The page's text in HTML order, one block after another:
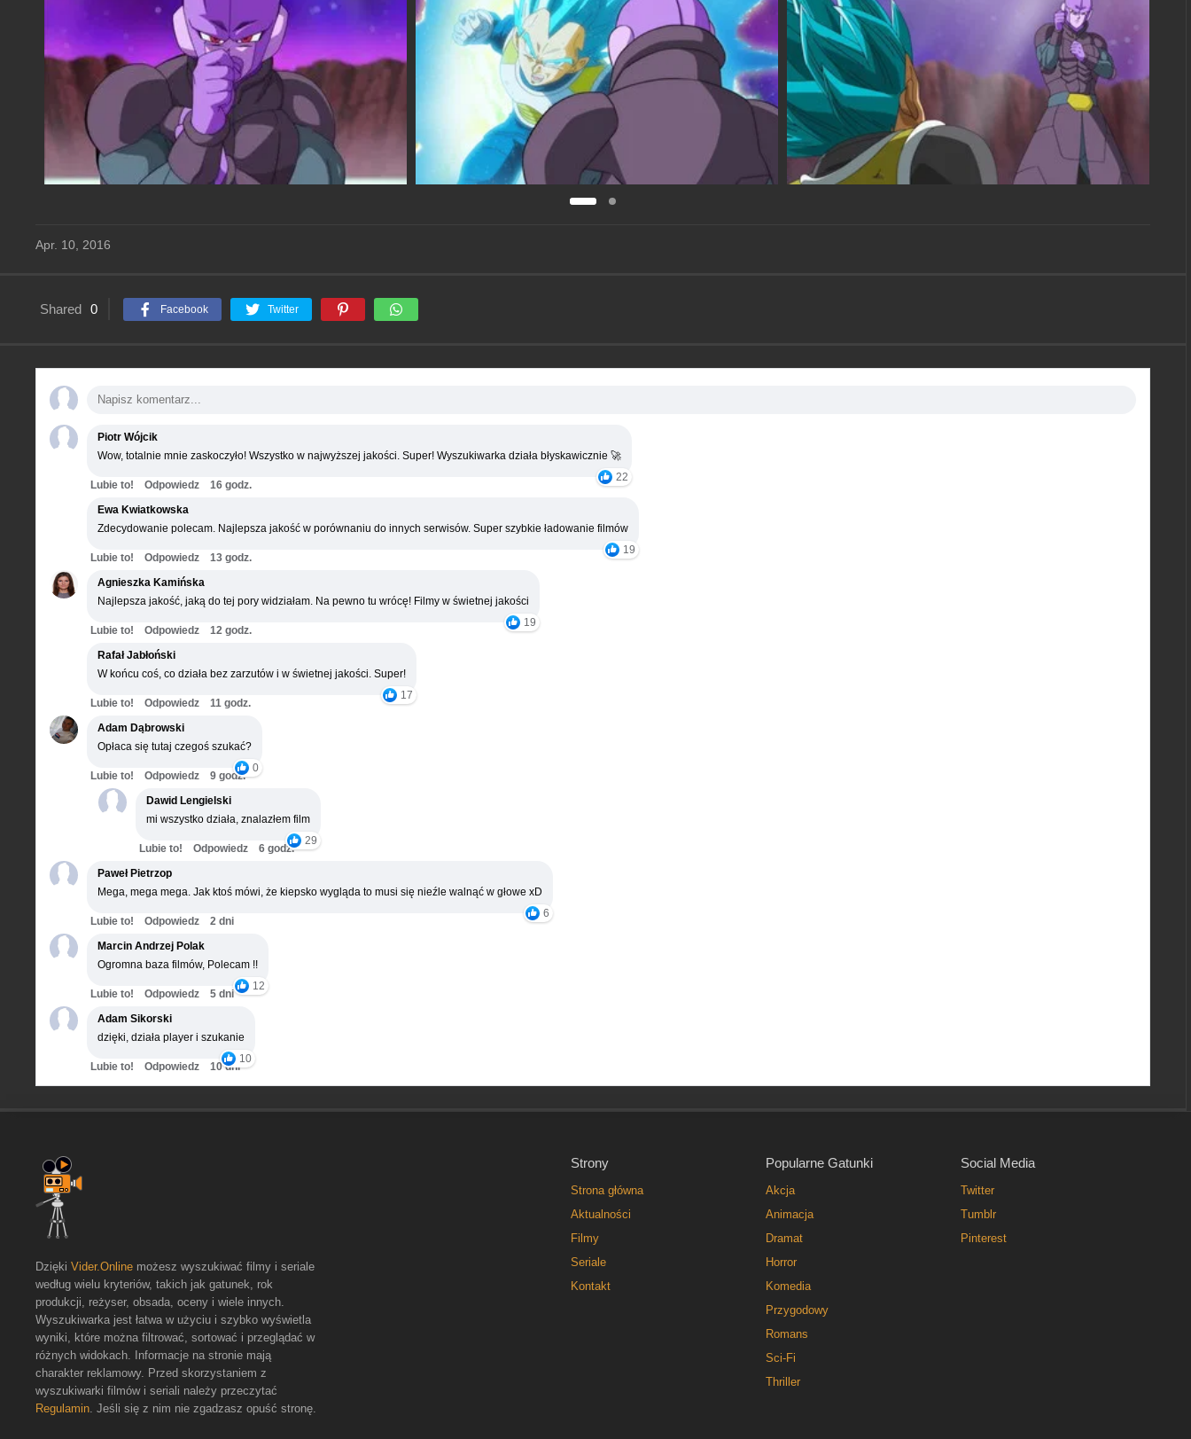
Apr. 10, 2016
Shared 0 Facebook Twitter
Piotr Wójcik
Wow, totalnie mnie zaskoczyło! Wszystko w najwyższej jakości. Super! Wyszukiwarka działa błyskawicznie 🚀
22
Lubie to! Odpowiedz
16 godz.
Ewa Kwiatkowska
Zdecydowanie polecam. Najlepsza jakość w porównaniu do innych serwisów. Super szybkie ładowanie filmów
19
Lubie to! Odpowiedz
13 godz.
Agnieszka Kamińska
Najlepsza jakość, jaką do tej pory widziałam. Na pewno tu wrócę! Filmy w świetnej jakości
19
Lubie to! Odpowiedz
12 godz.
Rafał Jabłoński
W końcu coś, co działa bez zarzutów i w świetnej jakości. Super!
17
Lubie to! Odpowiedz
11 godz.
Adam Dąbrowski
Opłaca się tutaj czegoś szukać?
0
Lubie to! Odpowiedz
9 godz.
Dawid Lengielski
mi wszystko działa, znalazłem film
29
Lubie to! Odpowiedz
6 godz.
Paweł Pietrzop
Mega, mega mega. Jak ktoś mówi, że kiepsko wygląda to musi się nieźle walnąć w głowe xD
6
Lubie to! Odpowiedz
2 dni
Marcin Andrzej Polak
Ogromna baza filmów, Polecam !!
12
Lubie to! Odpowiedz
5 dni
Adam Sikorski
dzięki, działa player i szukanie
10
Lubie to! Odpowiedz 10 dni
Strony
Strona główna
Aktualności
Filmy
Seriale
Kontakt
Popularne Gatunki
Akcja
Animacja
Dramat
Horror
Komedia
Przygodowy
Romans
Sci-Fi
Thriller
Social Media
Twitter
Tumblr
Pinterest
Dzięki Vider.Online możesz wyszukiwać filmy i seriale
według wielu kryteriów, takich jak gatunek, rok
produkcji, reżyser, obsada, oceny i wiele innych.
Wyszukiwarka jest łatwa w użyciu i szybko wyświetla
wyniki, które można filtrować, sortować i przeglądać w
różnych widokach. Informacje na stronie mają
charakter reklamowy. Przed skorzystaniem z
wyszukiwarki filmów i seriali należy przeczytać
Regulamin . Jeśli się z nim nie zgadzasz opuść stronę.